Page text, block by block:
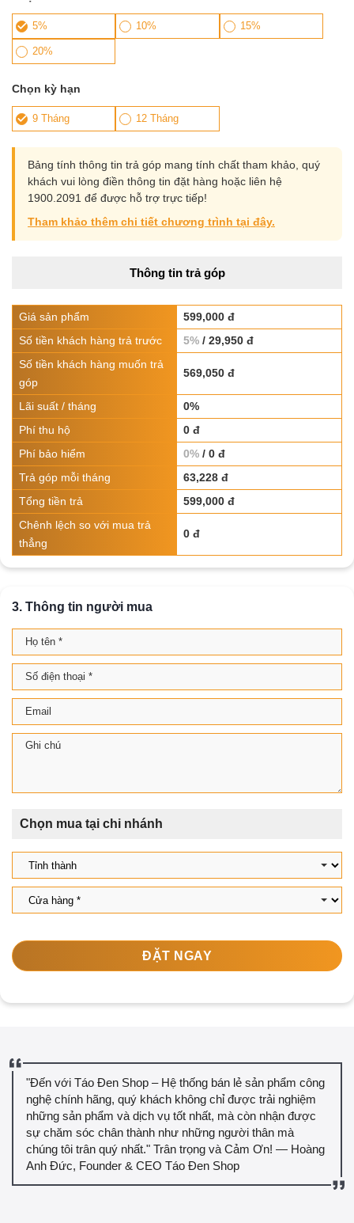
5% 10% 15%
20%
Chọn kỳ hạn
9 Tháng 12 Tháng
Bảng tính thông tin trả góp mang tính chất tham khảo, quý
khách vui lòng điền thông tin đặt hàng hoặc liên hệ
1900.2091 để được hỗ trợ trực tiếp!
Tham khảo thêm chi tiết chương trình tại đây.
Thông tin trả góp
Giá sản phẩm
599,000 đ
Số tiền khách hàng trả trước
5% / 29,950 đ
Số tiền khách hàng muốn trả
góp
569,050 đ
Lãi suất / tháng
0%
Phí thu hộ
0 đ
Phí bảo hiểm
0% / 0 đ
Trả góp mỗi tháng
63,228 đ
Tổng tiền trả
599,000 đ
Chênh lệch so với mua trả
thẳng
0 đ
3. Thông tin người mua
Chọn mua tại chi nhánh
ĐẶT NGAY
"Đến với Táo Đen Shop – Hệ thống bán lẻ sản phẩm công
nghệ chính hãng, quý khách không chỉ được trải nghiệm
những sản phẩm và dịch vụ tốt nhất, mà còn nhận được
sự chăm sóc chân thành như những người thân mà
chúng tôi trân quý nhất." Trân trọng và Cảm Ơn! — Hoàng
Anh Đức, Founder & CEO Táo Đen Shop